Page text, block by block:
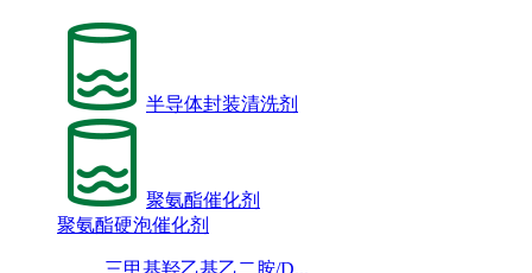
半导体封装清洗剂
聚氨酯催化剂
聚氨酯硬泡催化剂
三甲基羟乙基乙二胺/D...